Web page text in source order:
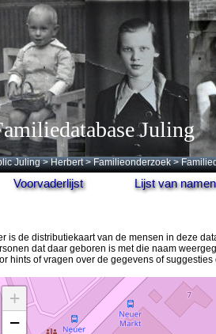
Juling
Juling >Herbert >Familieonderzoek >
Voorvaderlijst Lijst van namen
is de distributiekaart van de mensen in deze
dat daar geboren is met die naam
hints of vragen over de gegevens of
+
−